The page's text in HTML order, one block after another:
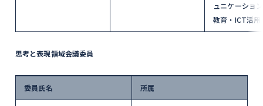
ュニケーショ
教育・ICT活用
思考と表現領域会議委員
委員氏名 所属